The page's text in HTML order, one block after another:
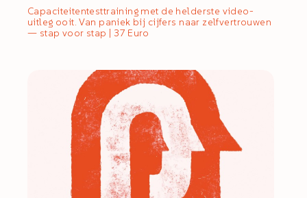
Capaciteitentesttraining met de helderste video-
uitleg ooit. Van paniek bij cijfers naar zelfvertrouwen
— stap voor stap | 37 Euro